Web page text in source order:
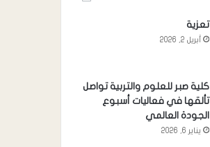
تعزية
أبريل 2, 2026
كلية صبر للعلوم والتربية تواصل
تألقها في فعاليات أسبوع
الجودة العالمي
يناير 6, 2026